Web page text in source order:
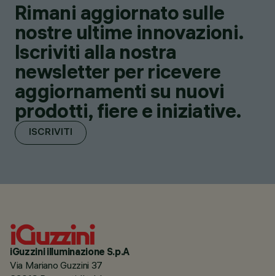
Rimani aggiornato sulle
nostre ultime innovazioni.
Iscriviti alla nostra
newsletter per ricevere
aggiornamenti su nuovi
prodotti, fiere e iniziative.
ISCRIVITI
iGuzzini illuminazione S.p.A
Via Mariano Guzzini 37